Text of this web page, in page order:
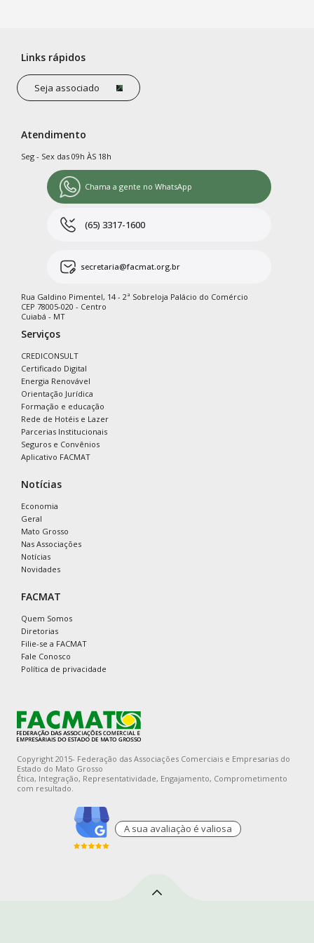
Links rápidos
Seja associado
Atendimento
Seg - Sex das 09h ÀS 18h
Chama a gente no WhatsApp
(65) 3317-1600
secretaria@facmat.org.br
Rua Galdino Pimentel, 14 - 2ª Sobreloja Palácio do Comércio
CEP 78005-020 - Centro
Cuiabá - MT
Serviços
CREDICONSULT
Certificado Digital
Energia Renovável
Orientação Jurídica
Formação e educação
Rede de Hotéis e Lazer
Parcerias Institucionais
Seguros e Convênios
Aplicativo FACMAT
Notícias
Economia
Geral
Mato Grosso
Nas Associações
Notícias
Novidades
FACMAT
Quem Somos
Diretorias
Filie-se a FACMAT
Fale Conosco
Política de privacidade
Copyright 2015- Federação das Associações Comerciais e Empresarias do
Estado do Mato Grosso
Ética, Integração, Representatividade, Engajamento, Comprometimento
com resultado.
A sua avaliaçào é valiosa